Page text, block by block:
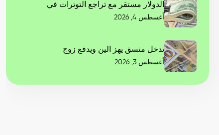
الدولار مستقر مع تراجع التوترات في
أغسطس 4, 2026
تدخل منسق يهز الين ويدفع زوج
أغسطس 3, 2026